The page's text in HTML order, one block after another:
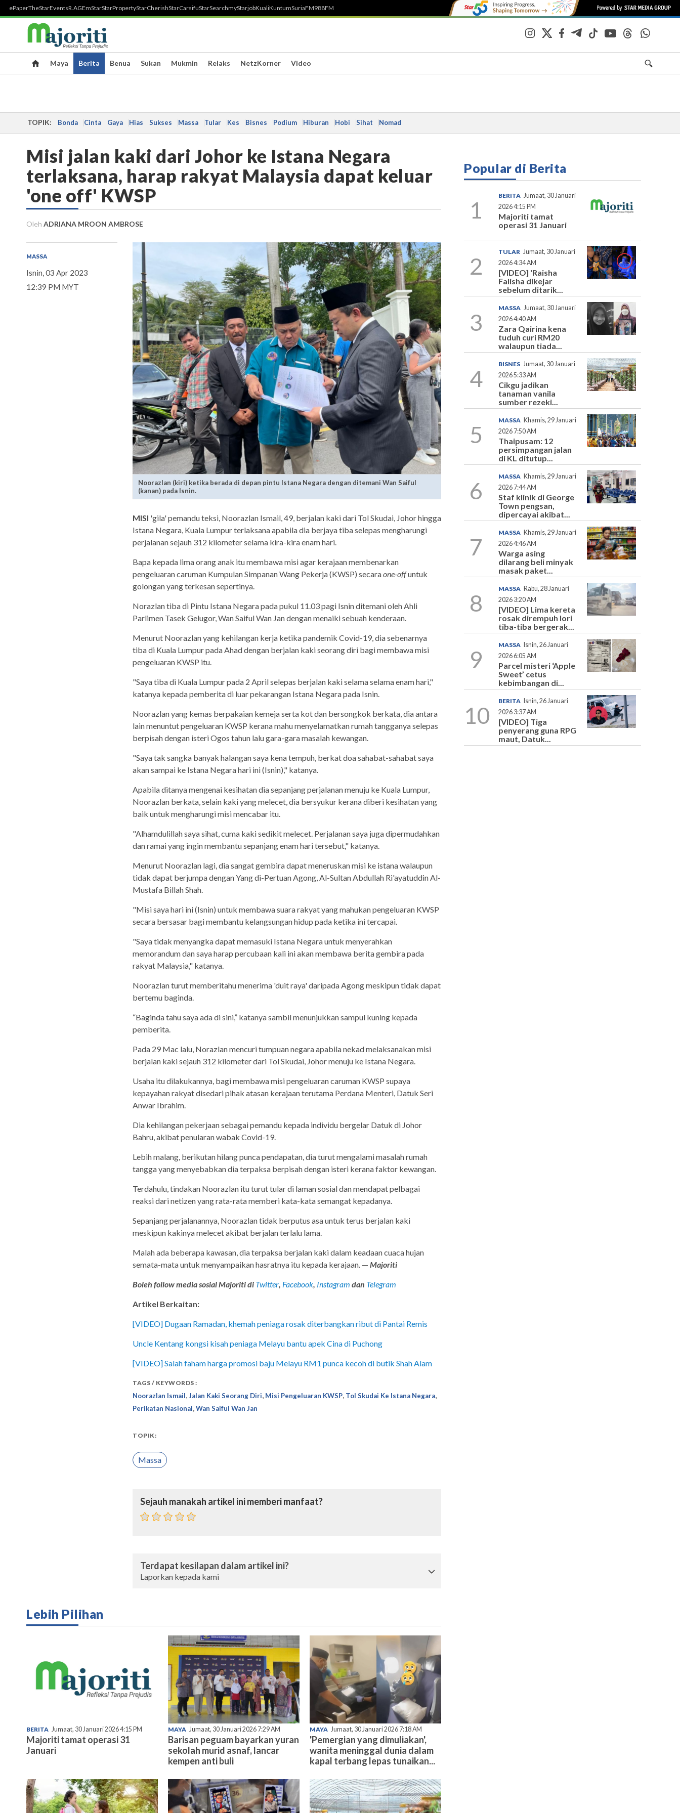
ePaperTheStarEventsR.AGEmStarStarPropertyStarCherishStarCarsifuStarSearchmyStarjobKualiKuntumSuriaFM988FM
Maya Berita Benua Sukan Mukmin Relaks NetzKorner Video
TOPIK: Bonda Cinta Gaya Hias Sukses Massa Tular Kes Bisnes Podium Hiburan Hobi Sihat Nomad
Misi jalan kaki dari Johor ke Istana Negara
terlaksana, harap rakyat Malaysia dapat keluar
'one off' KWSP
Oleh ADRIANA MROON AMBROSE
MASSA
Isnin, 03 Apr 2023
12:39 PM MYT
Noorazlan (kiri) ketika berada di depan pintu Istana Negara dengan ditemani Wan Saiful
(kanan) pada Isnin.
MISI 'gila' pemandu teksi, Noorazlan Ismail, 49, berjalan kaki dari Tol Skudai, Johor hingga
Istana Negara, Kuala Lumpur terlaksana apabila dia berjaya tiba selepas mengharungi
perjalanan sejauh 312 kilometer selama kira-kira enam hari.
Bapa kepada lima orang anak itu membawa misi agar kerajaan membenarkan
pengeluaran caruman Kumpulan Simpanan Wang Pekerja (KWSP) secaraone-offuntuk
golongan yang terkesan sepertinya.
Norazlan tiba di Pintu Istana Negara pada pukul 11.03 pagi Isnin ditemani oleh Ahli
Parlimen Tasek Gelugor, Wan Saiful Wan Jan dengan menaiki sebuah kenderaan.
Menurut Noorazlan yang kehilangan kerja ketika pandemik Covid-19, dia sebenarnya
tiba di Kuala Lumpur pada Ahad dengan berjalan kaki seorang diri bagi membawa misi
pengeluaran KWSP itu.
"Saya tiba di Kuala Lumpur pada 2 April selepas berjalan kaki selama selama enam hari,"
katanya kepada pemberita di luar pekarangan Istana Negara pada Isnin.
Noorazlan yang kemas berpakaian kemeja serta kot dan bersongkok berkata, dia antara
lain menuntut pengeluaran KWSP kerana mahu menyelamatkan rumah tangganya selepas
berpisah dengan isteri Ogos tahun lalu gara-gara masalah kewangan.
"Saya tak sangka banyak halangan saya kena tempuh, berkat doa sahabat-sahabat saya
akan sampai ke Istana Negara hari ini (Isnin)," katanya.
Apabila ditanya mengenai kesihatan dia sepanjang perjalanan menuju ke Kuala Lumpur,
Noorazlan berkata, selain kaki yang melecet, dia bersyukur kerana diberi kesihatan yang
baik untuk mengharungi misi mencabar itu.
"Alhamdulillah saya sihat, cuma kaki sedikit melecet. Perjalanan saya juga dipermudahkan
dan ramai yang ingin membantu sepanjang enam hari tersebut," katanya.
Menurut Noorazlan lagi, dia sangat gembira dapat meneruskan misi ke istana walaupun
tidak dapat berjumpa dengan Yang di-Pertuan Agong, Al-Sultan Abdullah Ri'ayatuddin Al-
Mustafa Billah Shah.
"Misi saya hari ini (Isnin) untuk membawa suara rakyat yang mahukan pengeluaran KWSP
secara bersasar bagi membantu kelangsungan hidup pada ketika ini tercapai.
"Saya tidak menyangka dapat memasuki Istana Negara untuk menyerahkan
memorandum dan saya harap percubaan kali ini akan membawa berita gembira pada
rakyat Malaysia," katanya.
Noorazlan turut memberitahu menerima 'duit raya' daripada Agong meskipun tidak dapat
bertemu baginda.
“Baginda tahu saya ada di sini,” katanya sambil menunjukkan sampul kuning kepada
pemberita.
Pada 29 Mac lalu, Norazlan mencuri tumpuan negara apabila nekad melaksanakan misi
berjalan kaki sejauh 312 kilometer dari Tol Skudai, Johor menuju ke Istana Negara.
Usaha itu dilakukannya, bagi membawa misi pengeluaran caruman KWSP supaya
kepayahan rakyat disedari pihak atasan kerajaan terutama Perdana Menteri, Datuk Seri
Anwar Ibrahim.
Dia kehilangan pekerjaan sebagai pemandu kepada individu bergelar Datuk di Johor
Bahru, akibat penularan wabak Covid-19.
Lebih malang, berikutan hilang punca pendapatan, dia turut mengalami masalah rumah
tangga yang menyebabkan dia terpaksa berpisah dengan isteri kerana faktor kewangan.
Terdahulu, tindakan Noorazlan itu turut tular di laman sosial dan mendapat pelbagai
reaksi dari netizen yang rata-rata memberi kata-kata semangat kepadanya.
Sepanjang perjalanannya, Noorazlan tidak berputus asa untuk terus berjalan kaki
meskipun kakinya melecet akibat berjalan terlalu lama.
Malah ada beberapa kawasan, dia terpaksa berjalan kaki dalam keadaan cuaca hujan
semata-mata untuk menyampaikan hasratnya itu kepada kerajaan. — Majoriti
Boleh follow media sosial Majoriti di Twitter Facebook Instagram dan Telegram
Artikel Berkaitan:
[VIDEO] Dugaan Ramadan, khemah peniaga rosak diterbangkan ribut di Pantai Remis
Uncle Kentang kongsi kisah peniaga Melayu bantu apek Cina di Puchong
[VIDEO] Salah faham harga promosi baju Melayu RM1 punca kecoh di butik Shah Alam
TAGS / KEYWORDS :
Noorazlan Ismail Jalan Kaki Seorang Diri Misi Pengeluaran KWSP Tol Skudai Ke Istana Negara
Perikatan Nasional Wan Saiful Wan Jan
TOPIK:
Massa
Sejauh manakah artikel ini memberi manfaat?
Terdapat kesilapan dalam artikel ini?
Laporkan kepada kami
Lebih Pilihan
BERITA Jumaat, 30 Januari 2026 4:15 PM
Majoriti tamat operasi 31
Januari
MAYA Jumaat, 30 Januari 2026 7:29 AM
Barisan peguam bayarkan yuran
sekolah murid asnaf, lancar
kempen anti buli
MAYA Jumaat, 30 Januari 2026 7:18 AM
'Pemergian yang dimuliakan',
wanita meninggal dunia dalam
kapal terbang lepas tunaikan...
Popular di Berita
1
BERITA Jumaat, 30 Januari
2026 4:15 PM
Majoriti tamat
operasi 31 Januari
2
TULAR Jumaat, 30 Januari
2026 4:34 AM
[VIDEO] 'Raisha
Falisha dikejar
sebelum ditarik...
3
MASSA Jumaat, 30 Januari
2026 4:40 AM
Zara Qairina kena
tuduh curi RM20
walaupun tiada...
4
BISNES Jumaat, 30 Januari
2026 5:33 AM
Cikgu jadikan
tanaman vanila
sumber rezeki...
5
MASSA Khamis, 29 Januari
2026 7:50 AM
Thaipusam: 12
persimpangan jalan
di KL ditutup...
6
MASSA Khamis, 29 Januari
2026 7:44 AM
Staf klinik di George
Town pengsan,
dipercayai akibat...
7
MASSA Khamis, 29 Januari
2026 4:46 AM
Warga asing
dilarang beli minyak
masak paket...
8
MASSA Rabu, 28 Januari
2026 3:20 AM
[VIDEO] Lima kereta
rosak dirempuh lori
tiba-tiba bergerak...
9
MASSA
Isnin, 26 Januari
2026 6:05 AM
Parcel misteri ‘Apple
Sweet’ cetus
kebimbangan di...
10
BERITA
Isnin, 26 Januari
2026 3:37 AM
[VIDEO] Tiga
penyerang guna RPG
maut, Datuk...